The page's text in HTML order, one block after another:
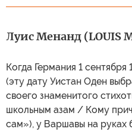
Луис Менанд (LOUIS
Когда Германия 1
(эту дату Уистан Оден
своего знаменитого
школьным азам / Кому
сам»), у Варшавы на руках